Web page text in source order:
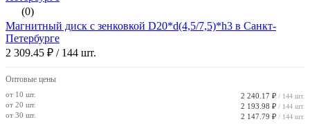
(0)
Магнитный диск с зенковкой D20*d(4,5/7,5)*h3 в Санкт-
Петербурге
2 309.45 ₽ / 144 шт.
Оптовые цены
от 10 шт. 2 240.17 ₽ / 144 шт.
от 20 шт. 2 193.98 ₽ / 144 шт.
от 30 шт. 2 147.79 ₽ / 144 шт.